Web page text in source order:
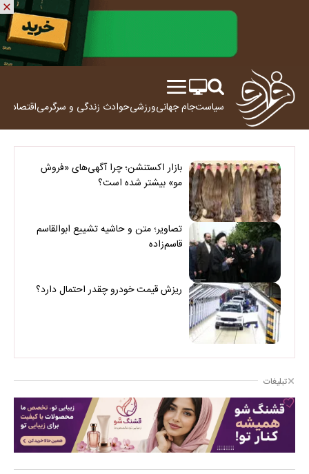
سیاستجام جهانیورزشیحوادث زندگی و سرگرمیاقتصاد
بازار اکستنشن؛ چرا آگهی‌های «فروش
مو» بیشتر شده است؟
تصاویر؛ متن و حاشیه تشییع ابوالقاسم
قاسم‌زاده
ریزش قیمت خودرو چقدر احتمال دارد؟
تبلیغات